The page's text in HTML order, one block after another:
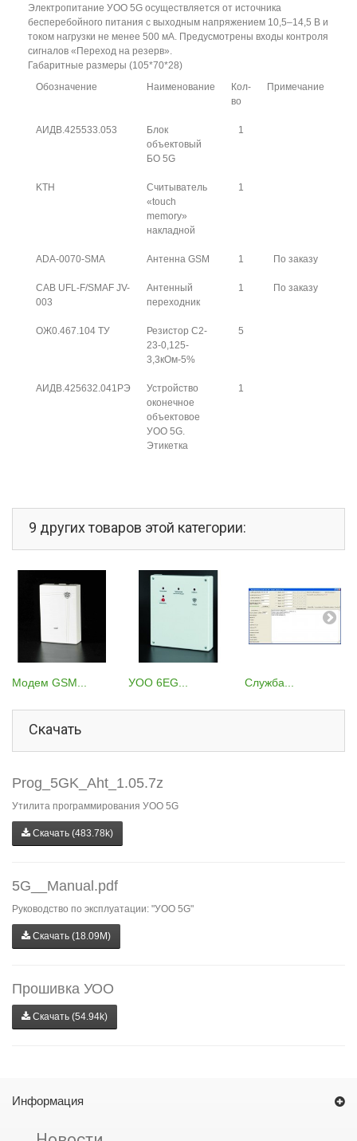
Электропитание УОО 5G осуществляется от источника
бесперебойного питания с выходным напряжением 10,5–14,5 В и
током нагрузки не менее 500 мА. Предусмотрены входы контроля
сигналов «Переход на резерв».
Габаритные размеры (105*70*28)
Обозначение
Наименование
Кол-
во
Примечание
АИДВ.425533.053
Блок
объектовый
БО 5G
1
KTH
Считыватель
«touch
memory»
накладной
1
ADA-0070-SMA Антенна GSM 1 По заказу
CAB UFL-F/SMAF JV-
003
Антенный
переходник
1 По заказу
ОЖ0.467.104 ТУ
Резистор С2-
23-0,125-
3,3кОм-5%
5
АИДВ.425632.041РЭ
Устройство
оконечное
объектовое
УОО 5G.
Этикетка
1
9 других товаров этой категории:
Модем GSM... УОО 6ЕG... Служба...
Скачать
Prog_5GK_Aht_1.05.7z
Утилита программирования УОО 5G
Скачать (483.78k)
5G__Manual.pdf
Руководство по эксплуатации: "УОО 5G"
Скачать (18.09M)
Прошивка УОО
Скачать (54.94k)
Информация